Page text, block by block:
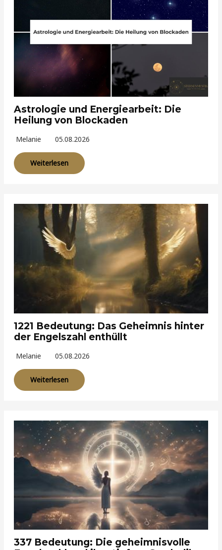
Astrologie und Energiearbeit: Die
Heilung von Blockaden
Melanie 05.08.2026
Weiterlesen
1221 Bedeutung: Das Geheimnis hinter
der Engelszahl enthüllt
Melanie 05.08.2026
Weiterlesen
337 Bedeutung: Die geheimnisvolle